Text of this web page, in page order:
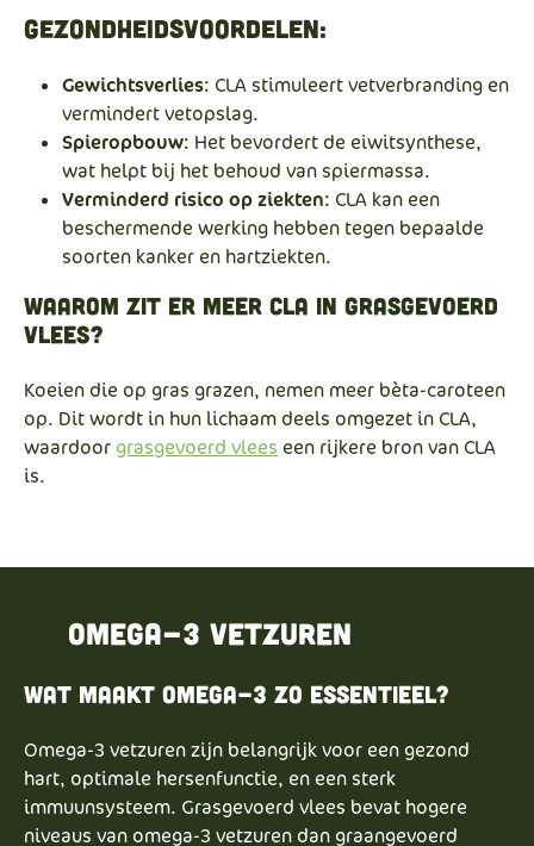
Gezondheidsvoordelen:
Gewichtsverlies: CLA stimuleert vetverbranding en
vermindert vetopslag.
Spieropbouw: Het bevordert de eiwitsynthese,
wat helpt bij het behoud van spiermassa.
Verminderd risico op ziekten: CLA kan een
beschermende werking hebben tegen bepaalde
soorten kanker en hartziekten.
Waarom Zit Er Meer CLA in Grasgevoerd
Vlees?
Koeien die op gras grazen, nemen meer bèta-caroteen
op. Dit wordt in hun lichaam deels omgezet in CLA,
waardoor grasgevoerd vlees een rijkere bron van CLA
is.
Omega-3 vetzuren
Wat maakt Omega-3 zo essentieel?
Omega-3 vetzuren zijn belangrijk voor een gezond
hart, optimale hersenfunctie, en een sterk
immuunsysteem. Grasgevoerd vlees bevat hogere
niveaus van omega-3 vetzuren dan graangevoerd